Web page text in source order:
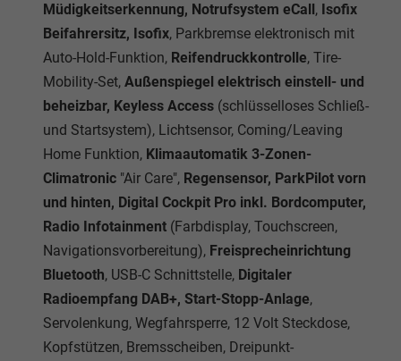
Müdigkeitserkennung, Notrufsystem eCall, Isofix
Beifahrersitz, Isofix, Parkbremse elektronisch mit
Auto-Hold-Funktion, Reifendruckkontrolle, Tire-
Mobility-Set, Außenspiegel elektrisch einstell- und
beheizbar, Keyless Access (schlüsselloses Schließ-
und Startsystem), Lichtsensor, Coming/Leaving
Home Funktion, Klimaautomatik 3-Zonen-
Climatronic "Air Care", Regensensor, ParkPilot vorn
und hinten, Digital Cockpit Pro inkl. Bordcomputer,
Radio Infotainment (Farbdisplay, Touchscreen,
Navigationsvorbereitung), Freisprecheinrichtung
Bluetooth, USB-C Schnittstelle, Digitaler
Radioempfang DAB+, Start-Stopp-Anlage,
Servolenkung, Wegfahrsperre, 12 Volt Steckdose,
Kopfstützen, Bremsscheiben, Dreipunkt-